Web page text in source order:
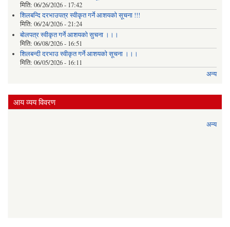
मिति: 06/26/2026 - 17:42
शिलबन्दि दरभाउपत्र स्वीकृत गर्ने आशयकाे सूचना !!!
मिति: 06/24/2026 - 21:24
बोलपत्र स्वीकृत गर्ने आशयको सुचना ।।।
मिति: 06/08/2026 - 16:51
शिलबन्दी दरभाउ स्वीकृत गर्ने आशयको सूचना ।।।
मिति: 06/05/2026 - 16:11
अन्य
आय व्यय विवरण
अन्य